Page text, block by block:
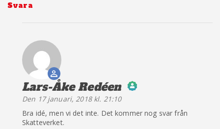
Svara
Lars-Åke Redéen säger:
The Real Person
Badge!
Den 17 januari, 2018 kl. 21:10
Bra idé, men vi det inte. Det kommer nog svar från
Skatteverket.